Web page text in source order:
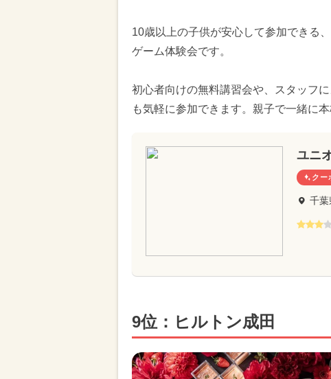
10歳以上の子供が安心して参加できる
ゲーム体験会です。
初心者向けの無料講習会や、スタッフ
も気軽に参加できます。親子で一緒に
ユニ
クー
千葉
9位：ヒルトン成田